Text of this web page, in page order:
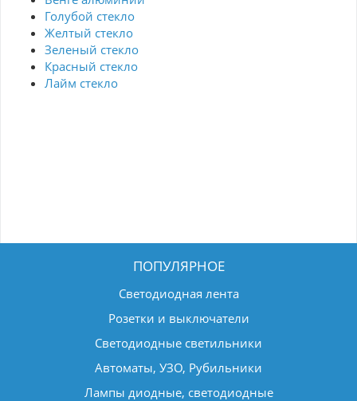
Голубой стекло
Желтый стекло
Зеленый стекло
Красный стекло
Лайм стекло
ПОПУЛЯРНОЕ
Светодиодная лента
Розетки и выключатели
Светодиодные светильники
Автоматы, УЗО, Рубильники
Лампы диодные, светодиодные